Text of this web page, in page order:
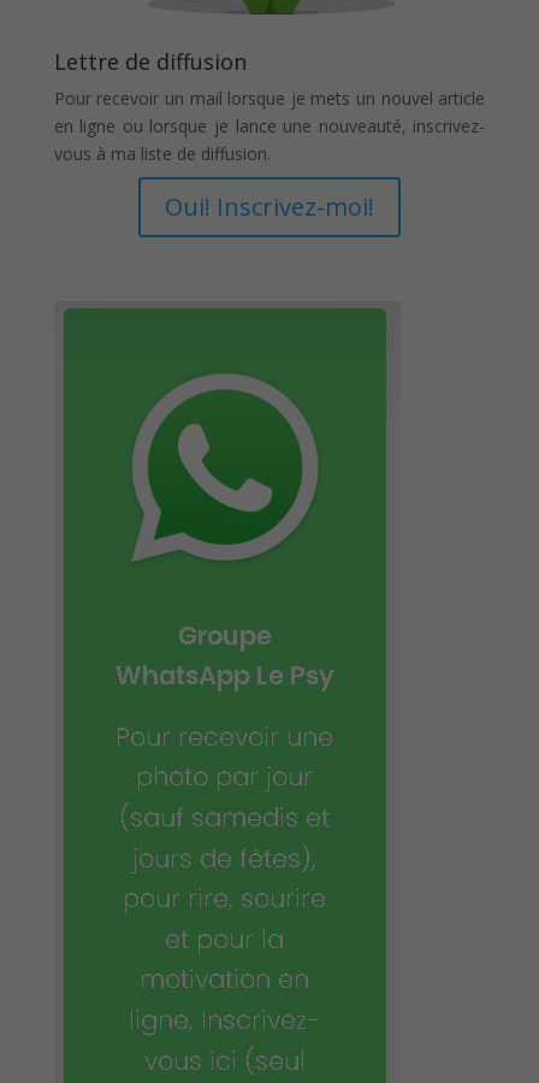
Lettre de diffusion
Pour recevoir un mail lorsque je mets un nouvel article
en ligne ou lorsque je lance une nouveauté, inscrivez-
vous à ma liste de diffusion.
Oui! Inscrivez-moi!